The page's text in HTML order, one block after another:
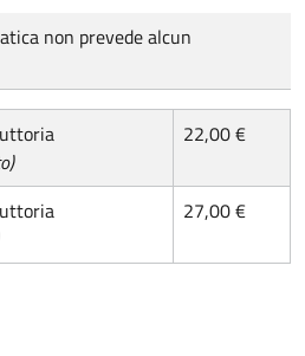
non prevede alcun
22,00 €
27,00 €